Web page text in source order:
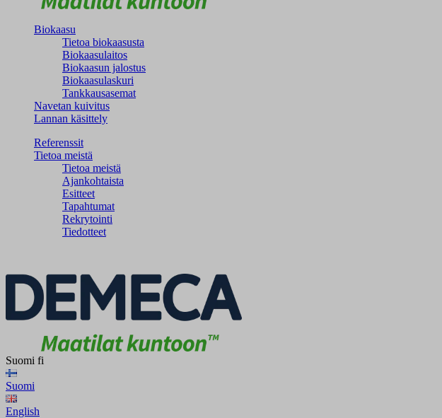
Biokaasu
Tietoa biokaasusta
Biokaasulaitos
Biokaasun jalostus
Biokaasulaskuri
Tankkausasemat
Navetan kuivitus
Lannan käsittely
Referenssit
Tietoa meistä
Tietoa meistä
Ajankohtaista
Esitteet
Tapahtumat
Rekrytointi
Tiedotteet
Suomi fi
Suomi
English